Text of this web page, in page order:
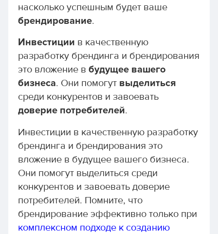
насколько успешным будет ваше
брендирование.
Инвестиции в качественную
разработку брендинга и брендирования
это вложение в будущее вашего
бизнеса. Они помогут выделиться
среди конкурентов и завоевать
доверие потребителей.
Инвестиции в качественную разработку
брендинга и брендирования это
вложение в будущее вашего бизнеса.
Они помогут выделиться среди
конкурентов и завоевать доверие
потребителей. Помните, что
брендирование эффективно только при
комплексном подходе к созданию